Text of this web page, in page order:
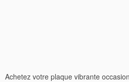
Achetez votre plaque vibrante